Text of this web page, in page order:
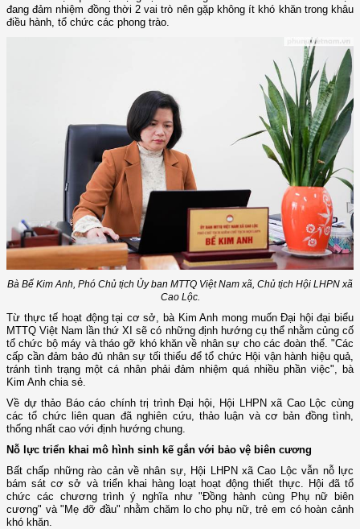
đang đảm nhiệm đồng thời 2 vai trò nên gặp không ít khó khăn trong khâu
điều hành, tổ chức các phong trào.
Bà Bế Kim Anh, Phó Chủ tịch Ủy ban MTTQ Việt Nam xã, Chủ tịch Hội LHPN xã
Cao Lộc.
Từ thực tế hoạt động tại cơ sở, bà Kim Anh mong muốn Đại hội đại biểu
MTTQ Việt Nam lần thứ XI sẽ có những định hướng cụ thể nhằm củng cố
tổ chức bộ máy và tháo gỡ khó khăn về nhân sự cho các đoàn thể. "Các
cấp cần đảm bảo đủ nhân sự tối thiểu để tổ chức Hội vận hành hiệu quả,
tránh tình trạng một cá nhân phải đảm nhiệm quá nhiều phần việc", bà
Kim Anh chia sẻ.
Về dự thảo Báo cáo chính trị trình Đại hội, Hội LHPN xã Cao Lộc cùng
các tổ chức liên quan đã nghiên cứu, thảo luận và cơ bản đồng tình,
thống nhất cao với định hướng chung.
Nỗ lực triển khai mô hình sinh kế gắn với bảo vệ biên cương
Bất chấp những rào cản về nhân sự, Hội LHPN xã Cao Lộc vẫn nỗ lực
bám sát cơ sở và triển khai hàng loạt hoạt động thiết thực. Hội đã tổ
chức các chương trình ý nghĩa như "Đồng hành cùng Phụ nữ biên
cương" và "Mẹ đỡ đầu" nhằm chăm lo cho phụ nữ, trẻ em có hoàn cảnh
khó khăn.